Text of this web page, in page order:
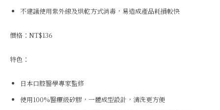
不建議使用紫外線及烘乾方式消毒，易造成產品耗損較快
價格：NT$136
特色：
日本口腔醫學專家監修
使用100%醫療級矽膠，一體成型設計，清洗更方便